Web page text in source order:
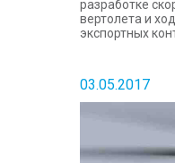
разработке
вертолета и
экспортных
03.05.2017